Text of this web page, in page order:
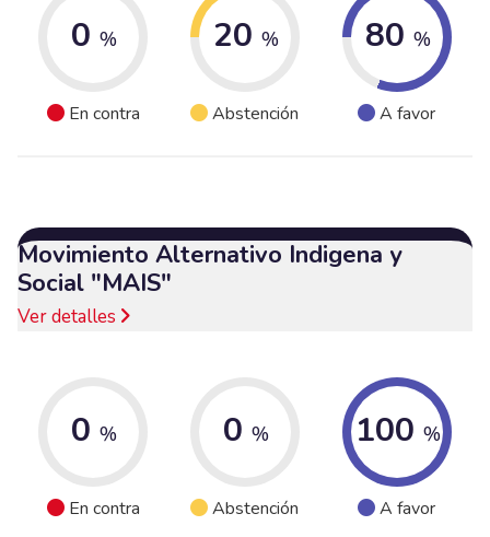
0 %
En contra
20 %
Abstención
80 %
A favor
Movimiento Alternativo Indigena y
Social "MAIS"
Ver detalles
0 %
En contra
0 %
Abstención
100 %
A favor